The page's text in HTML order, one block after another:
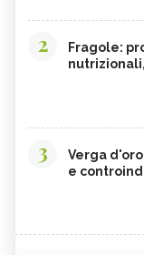
2
Fragole:
3
Verga
e